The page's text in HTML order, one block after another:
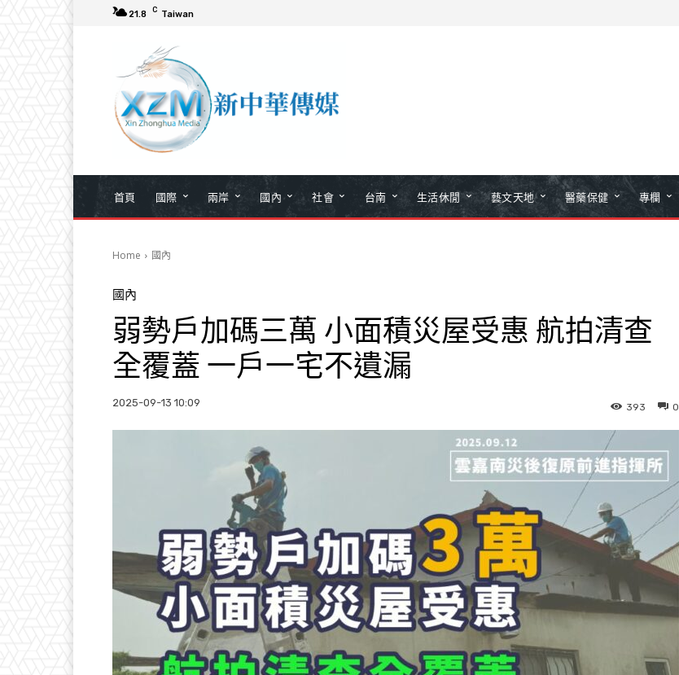
21.8 C Taiwan
首頁 國際 兩岸 國內 社會 台南 生活休閒 藝文天地 醫藥保健 專欄
Home 國內
國內
弱勢戶加碼三萬 小面積災屋受惠 航拍清查
全覆蓋 一戶一宅不遺漏
2025-09-13 10:09 0
393